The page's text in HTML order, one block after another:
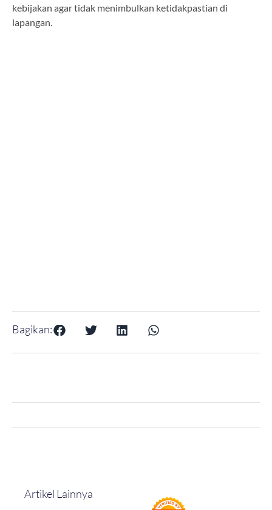
kebijakan agar tidak menimbulkan ketidakpastian di
lapangan.
Bagikan:
Artikel Lainnya